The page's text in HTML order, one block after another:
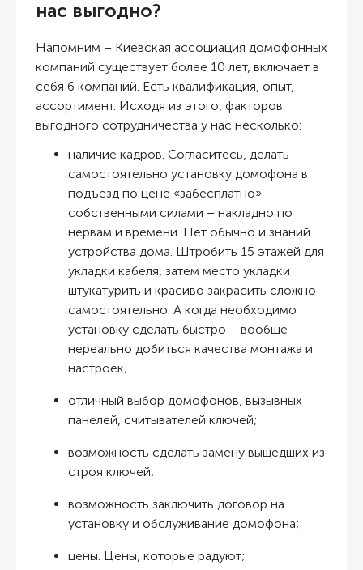
нас выгодно?
Напомним – Киевская ассоциация домофонных
компаний существует более 10 лет, включает в
себя 6 компаний. Есть квалификация, опыт,
ассортимент. Исходя из этого, факторов
выгодного сотрудничества у нас несколько:
наличие кадров. Согласитесь, делать
самостоятельно установку домофона в
подъезд по цене «забесплатно»
собственными силами – накладно по
нервам и времени. Нет обычно и знаний
устройства дома. Штробить 15 этажей для
укладки кабеля, затем место укладки
штукатурить и красиво закрасить сложно
самостоятельно. А когда необходимо
установку сделать быстро – вообще
нереально добиться качества монтажа и
настроек;
отличный выбор домофонов, вызывных
панелей, считывателей ключей;
возможность сделать замену вышедших из
строя ключей;
возможность заключить договор на
установку и обслуживание домофона;
цены. Цены, которые радуют;